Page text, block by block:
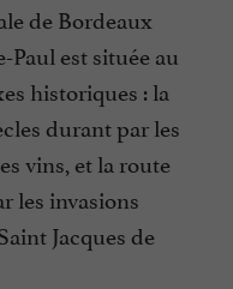
de Bordeaux
est située au
historiques : la
durant par les
vins, et la route
les invasions
Jacques de